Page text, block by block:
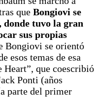
que Bongiovi se
donde tuvo la gran
sus propias
Bongiovi se orientó
esos temas de esa
Heart”, que coescribió
Ponti (años
parte del primer